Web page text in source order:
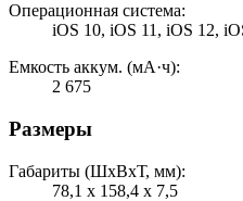
Операционная система:
iOS 10, iOS 11, iOS 12,
Емкость аккум. (мА·ч):
2 675
Размеры
Габариты (ШхВхТ, мм):
78,1 x 158,4 x 7,5